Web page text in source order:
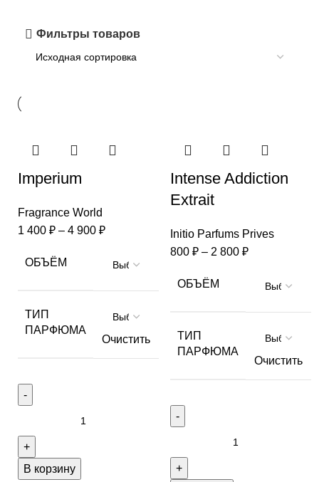
Фильтры товаров
Imperium
Fragrance World
1 400 ₽ – 4 900 ₽
ОБЪЁМ
ТИП
ПАРФЮМА
Очистить
В корзину
Intense Addiction
Extrait
Initio Parfums Prives
800 ₽ – 2 800 ₽
ОБЪЁМ
ТИП
ПАРФЮМА
Очистить